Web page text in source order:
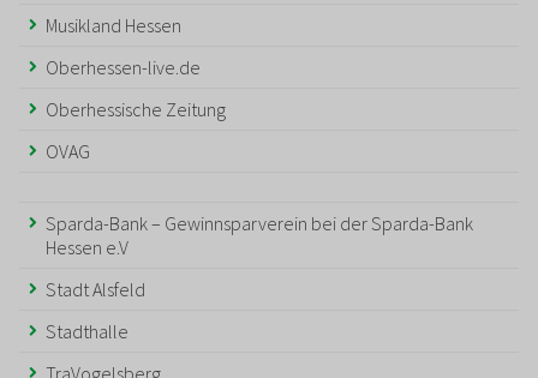
Musikland Hessen
Oberhessen-live.de
Oberhessische Zeitung
OVAG
Sparda-Bank – Gewinnsparverein bei der Sparda-Bank
Hessen e.V
Stadt Alsfeld
Stadthalle
TraVogelsberg